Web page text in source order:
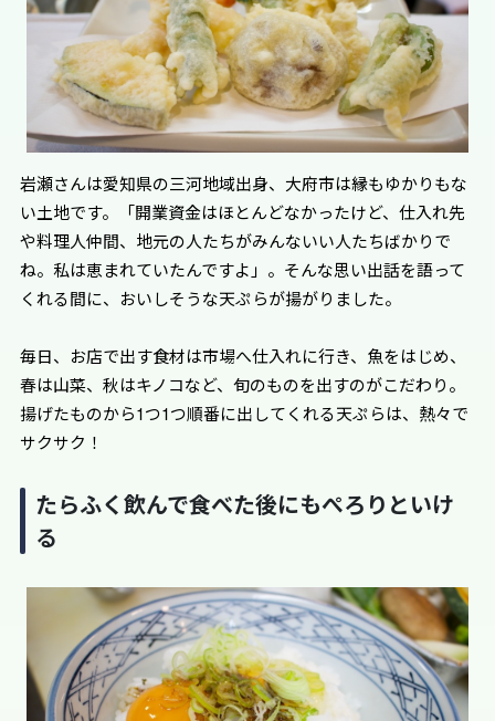
岩瀬さんは愛知県の三河地域出身、大府市は縁もゆかりもな
い土地です。「開業資金はほとんどなかったけど、仕入れ先
や料理人仲間、地元の人たちがみんないい人たちばかりで
ね。私は恵まれていたんですよ」。そんな思い出話を語って
くれる間に、おいしそうな天ぷらが揚がりました。
毎日、お店で出す食材は市場へ仕入れに行き、魚をはじめ、
春は山菜、秋はキノコなど、旬のものを出すのがこだわり。
揚げたものから1つ1つ順番に出してくれる天ぷらは、熱々で
サクサク！
たらふく飲んで食べた後にもぺろりといけ
る